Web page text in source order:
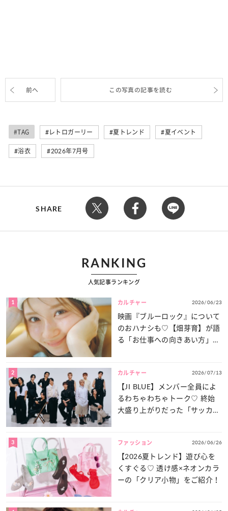
前へ この写真の記事を読む
#TAG レトロガーリー 夏トレンド 夏イベント
浴衣 2026年7月号
SHARE
RANKING
人気記事ランキング
1 カルチャー 2026/06/23
映画『ブルーロック』について
のおハナシも♡【畑芽育】が語
る「お仕事への向きあい方」と
2 カルチャー 2026/07/13
【JI BLUE】メンバー全員によ
るわちゃわちゃトーク♡ 終始
大盛り上がりだった「サッカー
3 ファッション 2026/06/26
【2026夏トレンド】遊び心を
くすぐる♡ 透け感×ネオンカラ
ーの「クリア小物」をご紹介！